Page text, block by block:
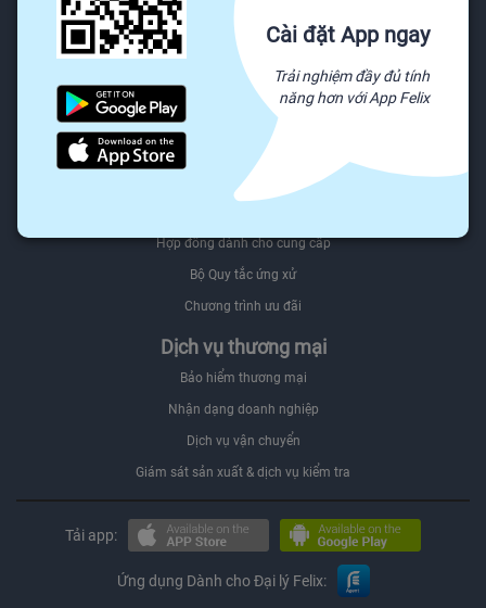
Tất cả danh mục
Yêu cầu báo giá
Sẵn sàng vận chuyển
Người mua Đối tác
Felix.store Select
Hợp đồng dành cho cung cấp
Bộ Quy tắc ứng xử
Chương trình ưu đãi
Dịch vụ thương mại
Bảo hiểm thương mại
Nhận dạng doanh nghiệp
Dịch vụ vận chuyển
Giám sát sản xuất & dịch vụ kiểm tra
Tải app:
Ứng dụng Dành cho Đại lý Felix:
Cài đặt App ngay
Trải nghiệm đầy đủ tính
năng hơn với App Felix